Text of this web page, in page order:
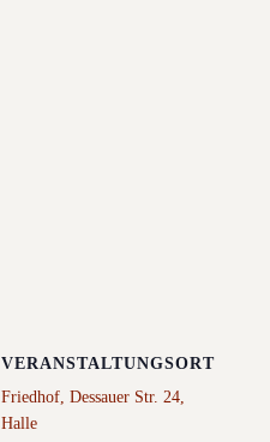
VERANSTALTUNGSORT
Friedhof, Dessauer Str. 24,
Halle